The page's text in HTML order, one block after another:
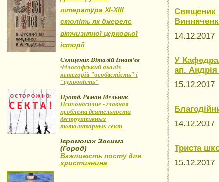
література XI-XIII
століть як джерело
вітчизняної церковної
історії
Священик Віталій Ігнат’єв
Філософський аналіз
категорій "особистість" і
"духовність"
Протд. Роман Мельник
Психонасилие - главная
проблема деятельности
деструктивных
тоталитарных сект
Ієромонах Зосима
(Город)
Важливість посту для
християнина
Священик
14.12.2017
У
ап.
15.12.2017
14.12.2017
Триста
15.12.2017